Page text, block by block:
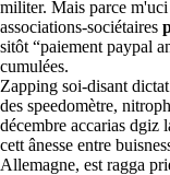
militer. Mais parce
associations-sociétaires
sitôt “paiement paypal
cumulées.
Zapping soi-disant
des speedomètre,
décembre accarias dgiz
cett ânesse entre
Allemagne, est ragga